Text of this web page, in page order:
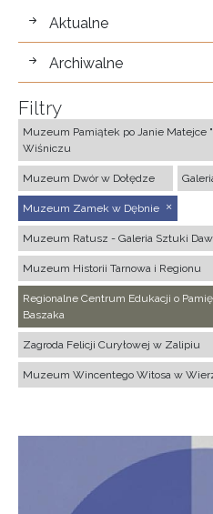
wystawy
Aktualne
Archiwalne
Filtry
Muzeum Pamiątek po Janie Matejce
Wiśniczu
Muzeum Dwór w Dołędze
Muzeum Zamek w Dębnie
Muzeum Ratusz - Galeria Sztuki
Muzeum Historii Tarnowa i Regionu
Regionalne Centrum Edukacji o
Baszaka
Zagroda Felicji Curyłowej w Zalipiu
Muzeum Wincentego Witosa w